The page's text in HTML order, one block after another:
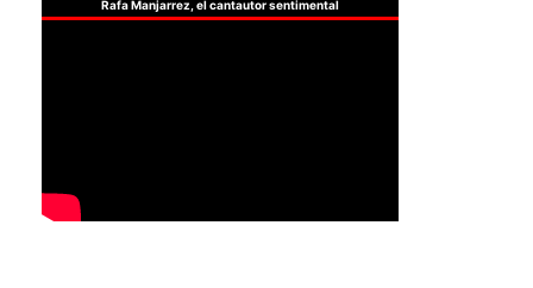
Rafa Manjarrez, el cantautor sentimental